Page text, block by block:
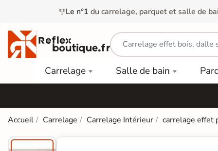
Le n°1 du carrelage, parquet et salle de
Carrelage
Carrelage
Extérieur
Dalle
Terrasse
Sur Plot
Salle de bain
Douche
Baignoires
et Balnéos
Contrecollé
PAR
TYPE
PVC
Accueil Carrelage Carrelage Intérieur carrelage effet